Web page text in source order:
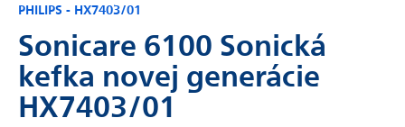
PHILIPS - HX7403/01
Sonicare 6100 Sonická
kefka novej generácie
HX7403/01